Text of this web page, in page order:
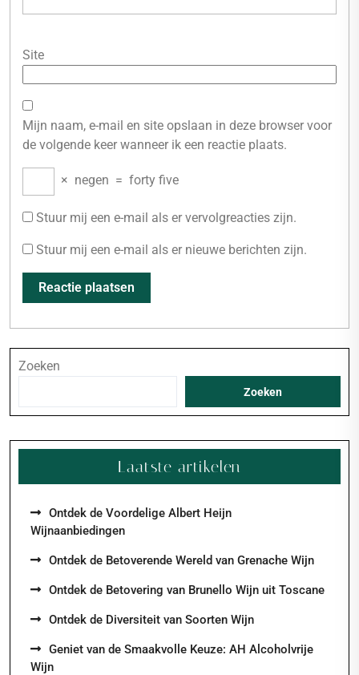
Site
Mijn naam, e-mail en site opslaan in deze browser voor
de volgende keer wanneer ik een reactie plaats.
× negen = forty five
Stuur mij een e-mail als er vervolgreacties zijn.
Stuur mij een e-mail als er nieuwe berichten zijn.
Zoeken
Zoeken
Laatste artikelen
Ontdek de Voordelige Albert Heijn
Wijnaanbiedingen
Ontdek de Betoverende Wereld van Grenache Wijn
Ontdek de Betovering van Brunello Wijn uit Toscane
Ontdek de Diversiteit van Soorten Wijn
Geniet van de Smaakvolle Keuze: AH Alcoholvrije
Wijn